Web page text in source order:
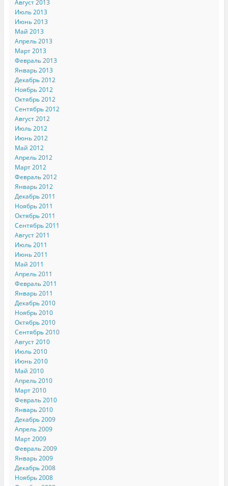
Август 2013
Июль 2013
Июнь 2013
Май 2013
Апрель 2013
Март 2013
Февраль 2013
Январь 2013
Декабрь 2012
Ноябрь 2012
Октябрь 2012
Сентябрь 2012
Август 2012
Июль 2012
Июнь 2012
Май 2012
Апрель 2012
Март 2012
Февраль 2012
Январь 2012
Декабрь 2011
Ноябрь 2011
Октябрь 2011
Сентябрь 2011
Август 2011
Июль 2011
Июнь 2011
Май 2011
Апрель 2011
Февраль 2011
Январь 2011
Декабрь 2010
Ноябрь 2010
Октябрь 2010
Сентябрь 2010
Август 2010
Июль 2010
Июнь 2010
Май 2010
Апрель 2010
Март 2010
Февраль 2010
Январь 2010
Декабрь 2009
Апрель 2009
Март 2009
Февраль 2009
Январь 2009
Декабрь 2008
Ноябрь 2008